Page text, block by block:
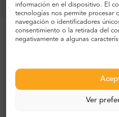
información en el dispositivo. El
tecnologías nos permite procesar
navegación o identificadores
consentimiento o la retirada del
negativamente a algunas
Ver
Más razones para
servicios:
mercado y somos los